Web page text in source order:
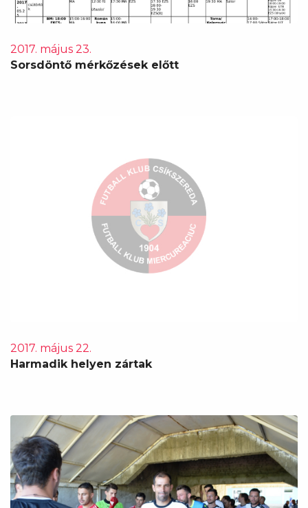
2017. május 23.
Sorsdöntő mérkőzések előtt
2017. május 22.
Harmadik helyen zártak